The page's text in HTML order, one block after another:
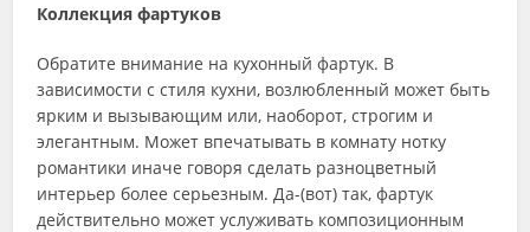
Коллекция фартуков
Обратите внимание на кухонный фартук. В
зависимости с стиля кухни, возлюбленный может быть
ярким и вызывающим или, наоборот, строгим и
элегантным. Может впечатывать в комнату нотку
романтики иначе говоря сделать разноцветный
интерьер более серьезным. Да-(вот) так, фартук
действительно может услуживать композиционным